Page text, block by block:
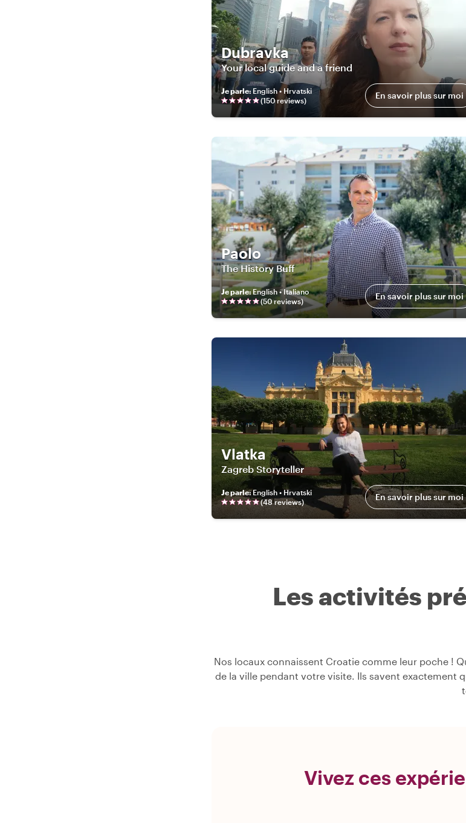
Dubravka
Your local guide and a friend
Je parle: English • Hrvatski
(150reviews) En savoir plus sur moi
Paolo
The History Buff
Je parle: English • Italiano
(50reviews) En savoir plus sur moi
Vlatka
Zagreb Storyteller
Je parle:English • Hrvatski
(48reviews) En savoir plus sur moi
Les activités
Nos locaux connaissent Croatie comme leur poche !
de la ville pendant votre visite. Ils savent exactement
Vivez ces